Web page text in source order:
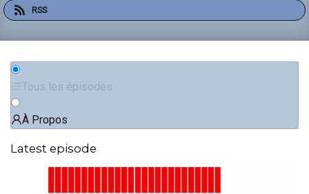
RSS
Tous les épisodes
À Propos
Latest episode